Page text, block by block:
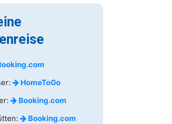
HomeToGo
Booking.com
Booking.com